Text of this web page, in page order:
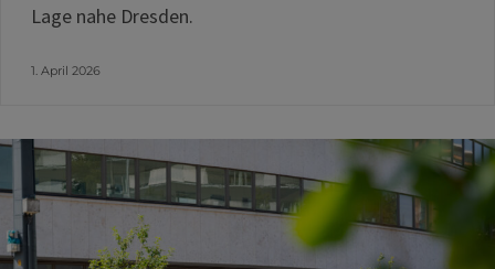
Lage nahe Dresden.
1. April 2026